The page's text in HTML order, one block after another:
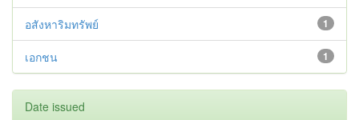
1
อสังหาริมทรัพย์
1
เอกชน
Date issued